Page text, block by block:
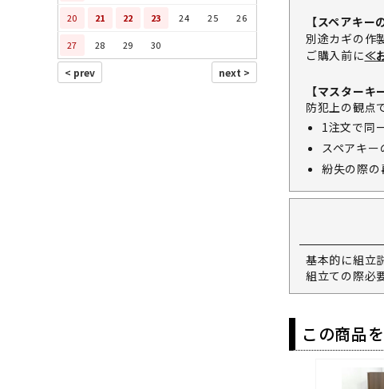
20 21 22 23 24 25 26
27 28 29 30
【スペアキー
別途カギの作
ご購入前に≪
【マスターキ
防犯上の観点
1注文で同
スペアキー
紛失の際の
基本的に組立
組立ての際必
この商品